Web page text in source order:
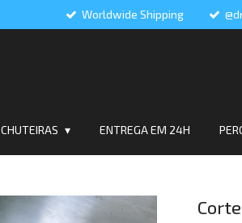
Worldwide Shipping
CHUTEIRAS ENTREGA EM 24H